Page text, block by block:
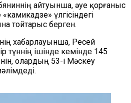
айтуынша, әуе қорғаныс
үлгісіндегі
тойтарыс берген.
хабарлауынша, Ресей
түннің ішінде кемінде 145
олардың 53-і Мәскеу